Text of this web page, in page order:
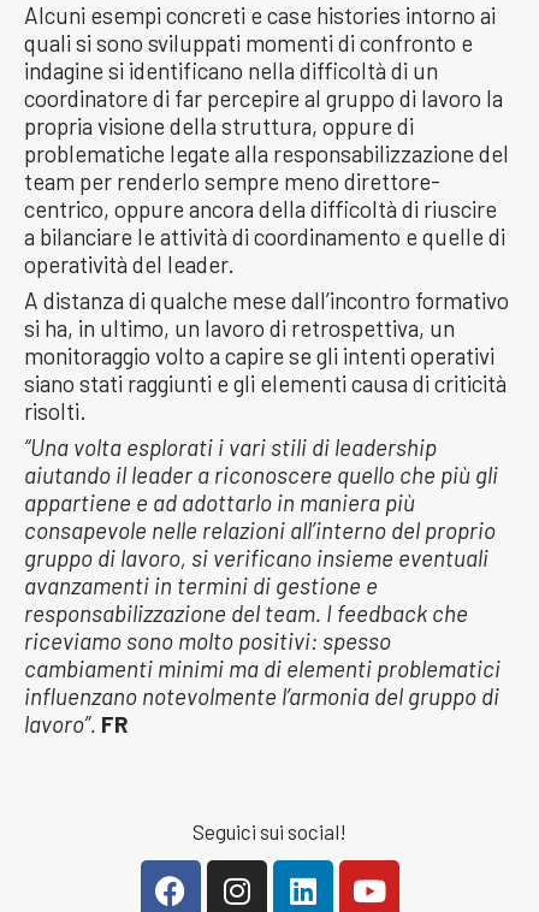
Alcuni esempi concreti e case histories intorno ai
quali si sono sviluppati momenti di confronto e
indagine si identificano nella difficoltà di un
coordinatore di far percepire al gruppo di lavoro la
propria visione della struttura, oppure di
problematiche legate alla responsabilizzazione del
team per renderlo sempre meno direttore-
centrico, oppure ancora della difficoltà di riuscire
a bilanciare le attività di coordinamento e quelle di
operatività del leader.
A distanza di qualche mese dall’incontro formativo
si ha, in ultimo, un lavoro di retrospettiva, un
monitoraggio volto a capire se gli intenti operativi
siano stati raggiunti e gli elementi causa di criticità
risolti.
“Una volta esplorati i vari stili di leadership
aiutando il leader a riconoscere quello che più gli
appartiene e ad adottarlo in maniera più
consapevole nelle relazioni all’interno del proprio
gruppo di lavoro, si verificano insieme eventuali
avanzamenti in termini di gestione e
responsabilizzazione del team. I feedback che
riceviamo sono molto positivi: spesso
cambiamenti minimi ma di elementi problematici
influenzano notevolmente l’armonia del gruppo di
lavoro”. FR
Seguici sui social!